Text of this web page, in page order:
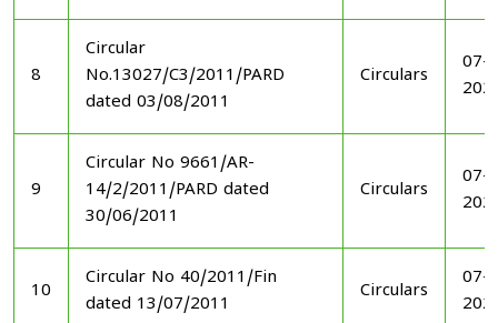
8
Circular
No.13027/C3/2011/PARD
dated 03/08/2011
Circulars
07-
9
Circular No 9661/AR-
14/2/2011/PARD dated
30/06/2011
Circulars
07-
10
Circular No 40/2011/Fin
dated 13/07/2011
Circulars
07-